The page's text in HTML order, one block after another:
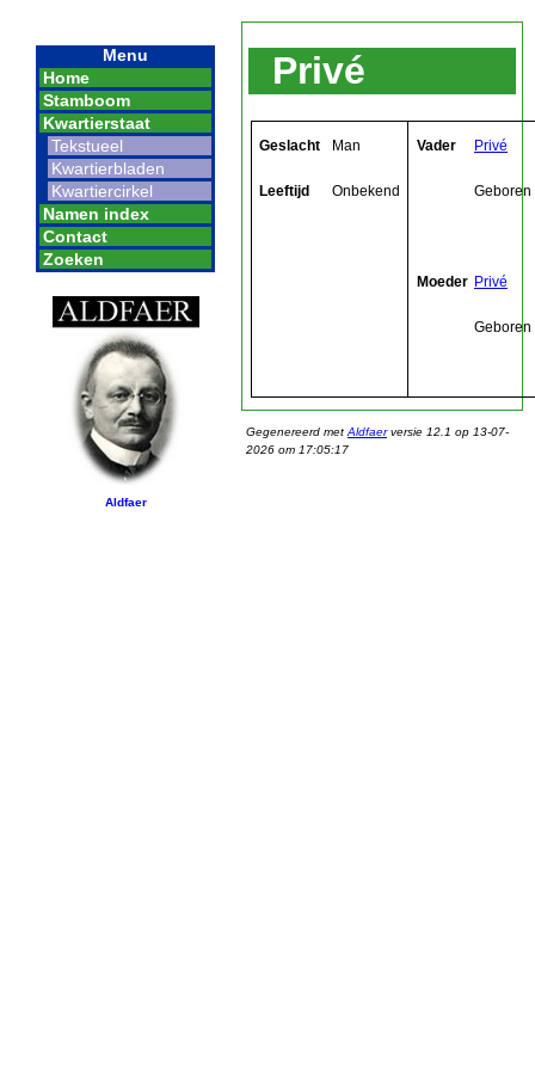
Menu
Home
Stamboom
Kwartierstaat
Tekstueel
Kwartierbladen
Kwartiercirkel
Namen index
Contact
Zoeken
Aldfaer
Privé
Geslacht Man
Leeftijd Onbekend
Vader Privé
Geboren
Moeder Privé
Geboren
Gegenereerd met Aldfaerversie 12.1 op 13-07-
2026 om 17:05:17